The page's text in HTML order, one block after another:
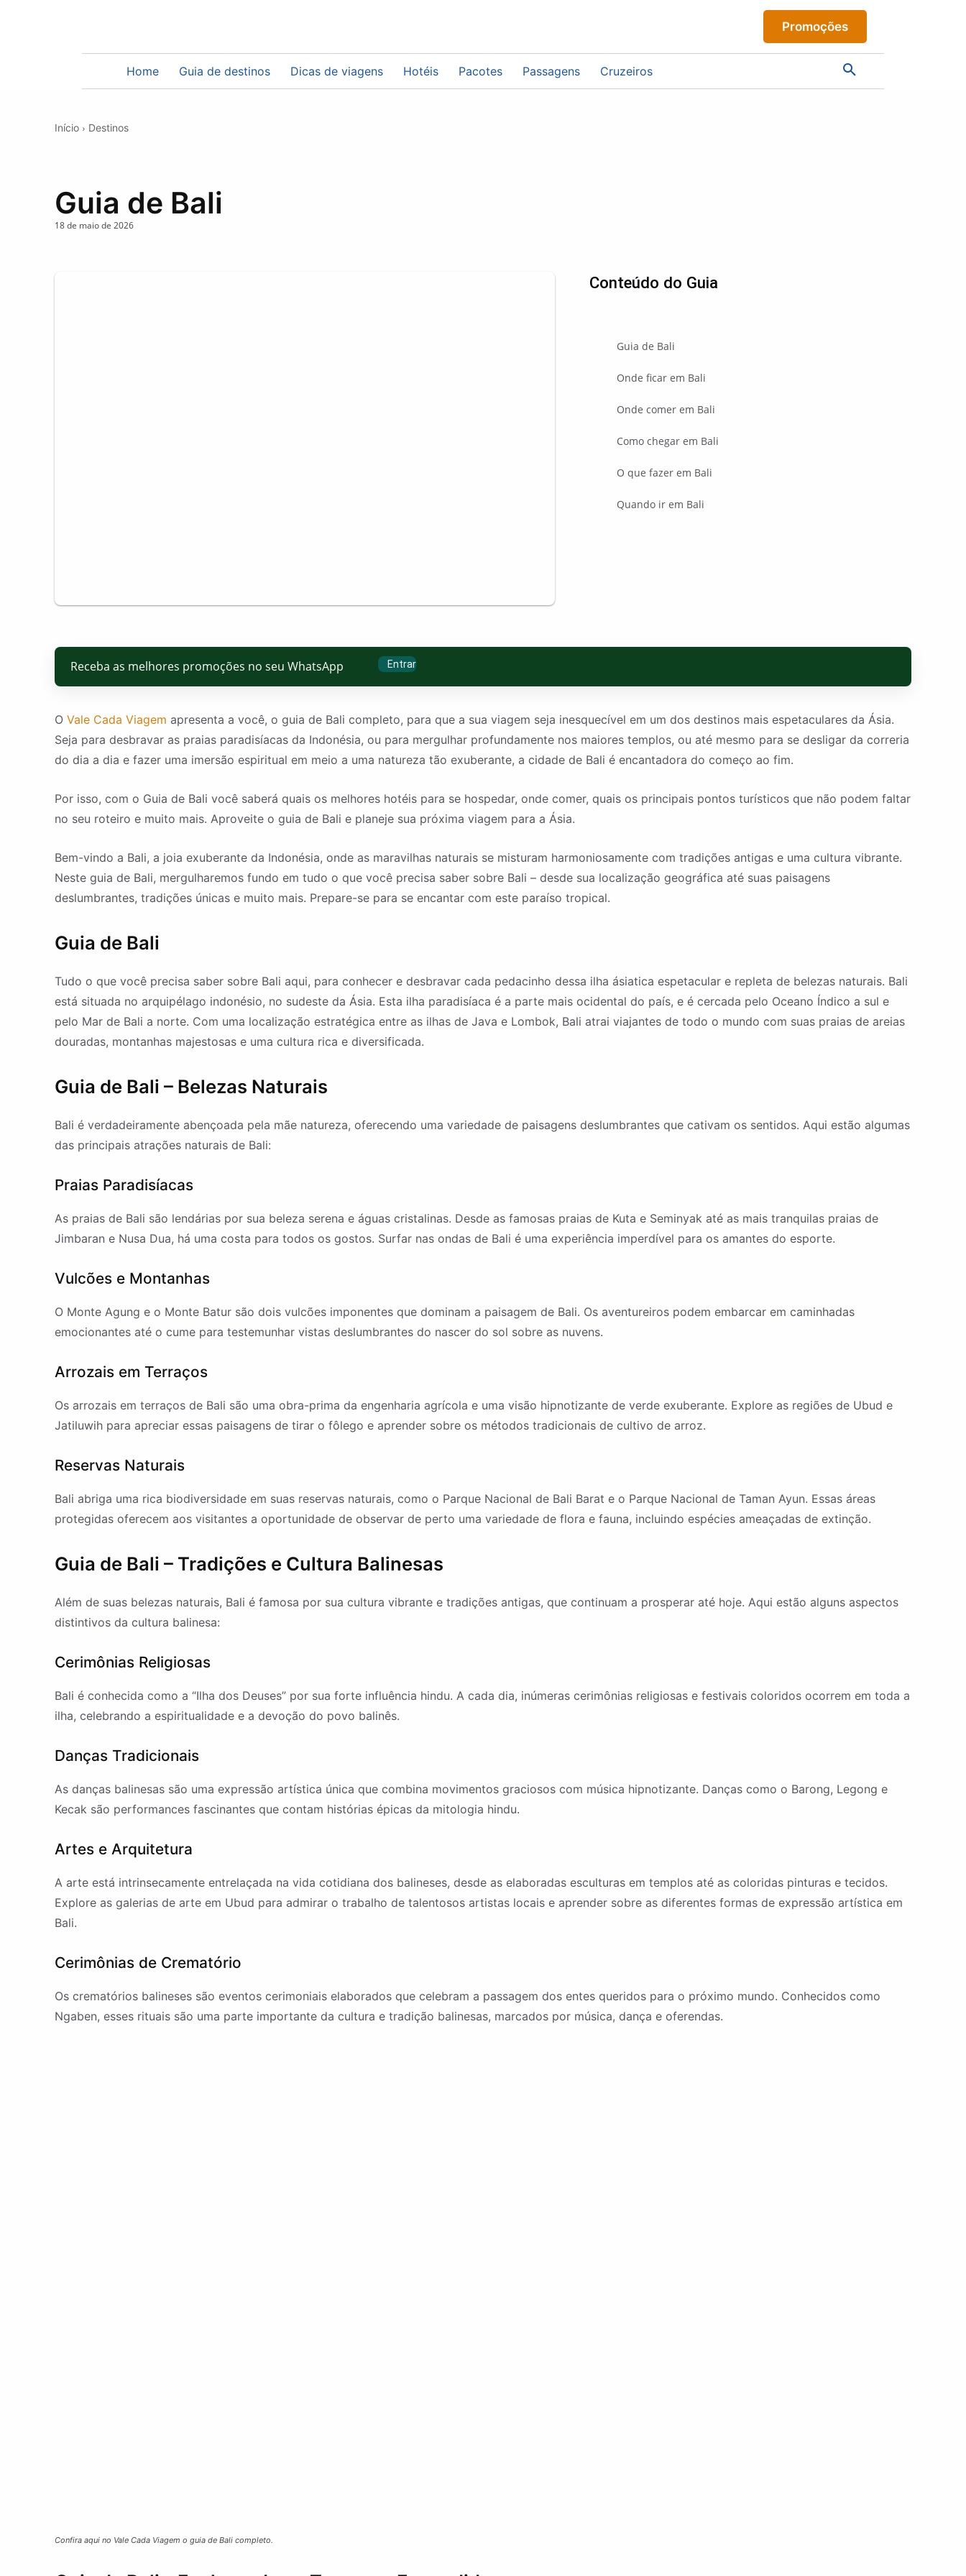
Promoções
Home Guia de destinos Dicas de viagens Hotéis Pacotes Passagens Cruzeiros
Início Destinos
Guia de Bali
18 de maio de 2026
Conteúdo do Guia
Guia de Bali
Onde ficar em Bali
Onde comer em Bali
Como chegar em Bali
O que fazer em Bali
Quando ir em Bali
Receba as melhores promoções no seu WhatsApp Entrar
O Vale Cada Viagem apresenta a você, o guia de Bali completo, para que a sua viagem seja inesquecível em um dos destinos mais espetaculares da Ásia.
Seja para desbravar as praias paradisíacas da Indonésia, ou para mergulhar profundamente nos maiores templos, ou até mesmo para se desligar da correria
do dia a dia e fazer uma imersão espiritual em meio a uma natureza tão exuberante, a cidade de Bali é encantadora do começo ao fim.
Por isso, com o Guia de Bali você saberá quais os melhores hotéis para se hospedar, onde comer, quais os principais pontos turísticos que não podem faltar
no seu roteiro e muito mais. Aproveite o guia de Bali e planeje sua próxima viagem para a Ásia.
Bem-vindo a Bali, a joia exuberante da Indonésia, onde as maravilhas naturais se misturam harmoniosamente com tradições antigas e uma cultura vibrante.
Neste guia de Bali, mergulharemos fundo em tudo o que você precisa saber sobre Bali – desde sua localização geográfica até suas paisagens
deslumbrantes, tradições únicas e muito mais. Prepare-se para se encantar com este paraíso tropical.
Guia de Bali
Tudo o que você precisa saber sobre Bali aqui, para conhecer e desbravar cada pedacinho dessa ilha ásiatica espetacular e repleta de belezas naturais. Bali
está situada no arquipélago indonésio, no sudeste da Ásia. Esta ilha paradisíaca é a parte mais ocidental do país, e é cercada pelo Oceano Índico a sul e
pelo Mar de Bali a norte. Com uma localização estratégica entre as ilhas de Java e Lombok, Bali atrai viajantes de todo o mundo com suas praias de areias
douradas, montanhas majestosas e uma cultura rica e diversificada.
Guia de Bali – Belezas Naturais
Bali é verdadeiramente abençoada pela mãe natureza, oferecendo uma variedade de paisagens deslumbrantes que cativam os sentidos. Aqui estão algumas
das principais atrações naturais de Bali:
Praias Paradisíacas
As praias de Bali são lendárias por sua beleza serena e águas cristalinas. Desde as famosas praias de Kuta e Seminyak até as mais tranquilas praias de
Jimbaran e Nusa Dua, há uma costa para todos os gostos. Surfar nas ondas de Bali é uma experiência imperdível para os amantes do esporte.
Vulcões e Montanhas
O Monte Agung e o Monte Batur são dois vulcões imponentes que dominam a paisagem de Bali. Os aventureiros podem embarcar em caminhadas
emocionantes até o cume para testemunhar vistas deslumbrantes do nascer do sol sobre as nuvens.
Arrozais em Terraços
Os arrozais em terraços de Bali são uma obra-prima da engenharia agrícola e uma visão hipnotizante de verde exuberante. Explore as regiões de Ubud e
Jatiluwih para apreciar essas paisagens de tirar o fôlego e aprender sobre os métodos tradicionais de cultivo de arroz.
Reservas Naturais
Bali abriga uma rica biodiversidade em suas reservas naturais, como o Parque Nacional de Bali Barat e o Parque Nacional de Taman Ayun. Essas áreas
protegidas oferecem aos visitantes a oportunidade de observar de perto uma variedade de flora e fauna, incluindo espécies ameaçadas de extinção.
Guia de Bali – Tradições e Cultura Balinesas
Além de suas belezas naturais, Bali é famosa por sua cultura vibrante e tradições antigas, que continuam a prosperar até hoje. Aqui estão alguns aspectos
distintivos da cultura balinesa:
Cerimônias Religiosas
Bali é conhecida como a “Ilha dos Deuses” por sua forte influência hindu. A cada dia, inúmeras cerimônias religiosas e festivais coloridos ocorrem em toda a
ilha, celebrando a espiritualidade e a devoção do povo balinês.
Danças Tradicionais
As danças balinesas são uma expressão artística única que combina movimentos graciosos com música hipnotizante. Danças como o Barong, Legong e
Kecak são performances fascinantes que contam histórias épicas da mitologia hindu.
Artes e Arquitetura
A arte está intrinsecamente entrelaçada na vida cotidiana dos balineses, desde as elaboradas esculturas em templos até as coloridas pinturas e tecidos.
Explore as galerias de arte em Ubud para admirar o trabalho de talentosos artistas locais e aprender sobre as diferentes formas de expressão artística em
Bali.
Cerimônias de Crematório
Os crematórios balineses são eventos cerimoniais elaborados que celebram a passagem dos entes queridos para o próximo mundo. Conhecidos como
Ngaben, esses rituais são uma parte importante da cultura e tradição balinesas, marcados por música, dança e oferendas.
Confira aqui no Vale Cada Viagem o guia de Bali completo.